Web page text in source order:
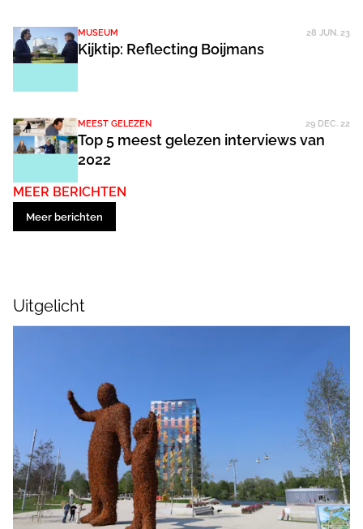
MUSEUM 28 JUN. 23
Kijktip: Reflecting Boijmans
MEEST GELEZEN 29 DEC. 22
Top 5 meest gelezen interviews van
2022
MEER BERICHTEN
Meer berichten
Uitgelicht